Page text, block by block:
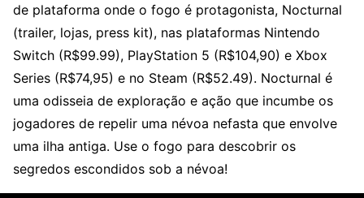
de plataforma onde o fogo é protagonista, Nocturnal
(trailer, lojas, press kit), nas plataformas Nintendo
Switch (R$99.99), PlayStation 5 (R$104,90) e Xbox
Series (R$74,95) e no Steam (R$52.49). Nocturnal é
uma odisseia de exploração e ação que incumbe os
jogadores de repelir uma névoa nefasta que envolve
uma ilha antiga. Use o fogo para descobrir os
segredos escondidos sob a névoa!